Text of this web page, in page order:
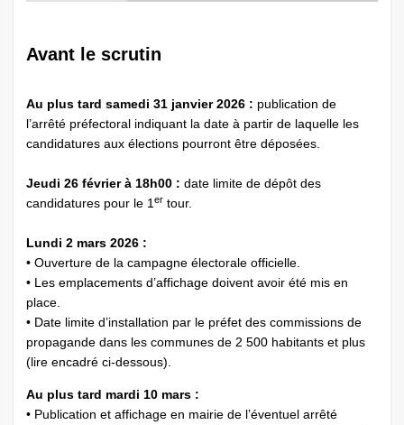
Avant le scrutin
Au plus tard samedi 31 janvier 2026 : publication de
l’arrêté préfectoral indiquant la date à partir de laquelle les
candidatures aux élections pourront être déposées.
Jeudi 26 février à 18h00 : date limite de dépôt des
candidatures pour le 1er tour.
Lundi 2 mars 2026 :
• Ouverture de la campagne électorale officielle.
• Les emplacements d’affichage doivent avoir été mis en
place.
• Date limite d’installation par le préfet des commissions de
propagande dans les communes de 2 500 habitants et plus
(lire encadré ci-dessous).
Au plus tard mardi 10 mars :
• Publication et affichage en mairie de l’éventuel arrêté